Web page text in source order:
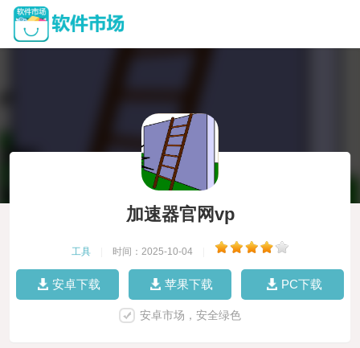
加速器官网vp
工具 时间：2025-10-04
安卓下载 苹果下载 PC下载
安卓市场，安全绿色